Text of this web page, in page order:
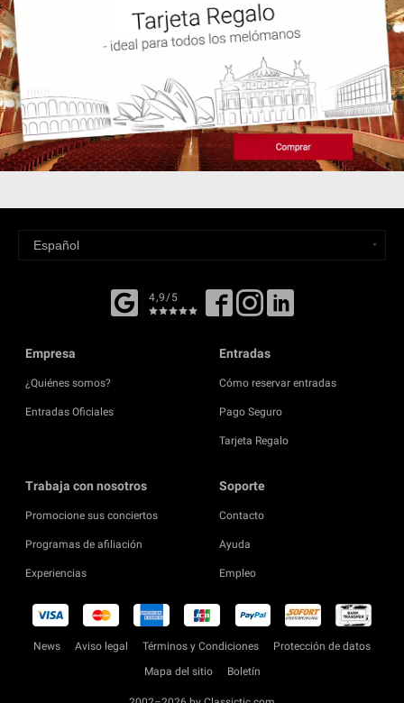
4,9/5
Empresa
¿Quiénes somos?
Entradas Oficiales
Entradas
Cómo reservar entradas
Pago Seguro
Tarjeta Regalo
Trabaja con nosotros
Promocione sus conciertos
Programas de afiliación
Experiencias
Soporte
Contacto
Ayuda
Empleo
News Aviso legal Términos y Condiciones
Protección de datos
Mapa del sitio
Boletín